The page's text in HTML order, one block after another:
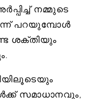
നമ്മുടെ
പറയുമ്പോൾ
ശക്തിയും
സമാധാനവും,